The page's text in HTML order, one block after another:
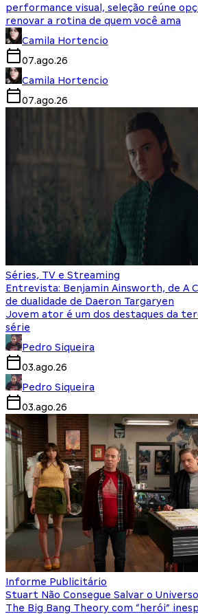
performance visual, seleção reúne
renovar a rotina de quem você ama
Camila Hortencio
07.ago.26
Camila Hortencio
07.ago.26
Séries, TV e Streaming
Entrevista: Benjamin Ainsworth, de A
de dualidade de Daeron Targaryen
Jovem ator é um dos destaques da
série
Pedro Siqueira
03.ago.26
Pedro Siqueira
03.ago.26
Informe Publicitário
Stuart Não Consegue Salvar o
The Big Bang Theory com “herói”